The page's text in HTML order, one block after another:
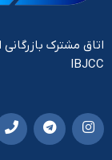
اتاق مشترک
IBJCC